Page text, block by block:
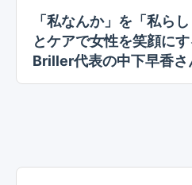
「私なんか」を「私ら
とケアで女性を笑顔に
Briller代表の中下早香さ